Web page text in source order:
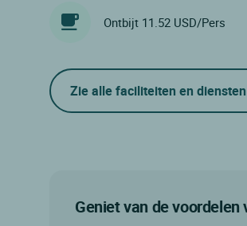
Ontbijt 11.52 USD/Pers
Zie alle faciliteiten en diensten
Geniet van de